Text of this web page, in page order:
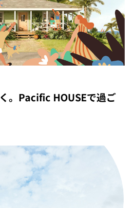
。Pacific HOUSEで過ご